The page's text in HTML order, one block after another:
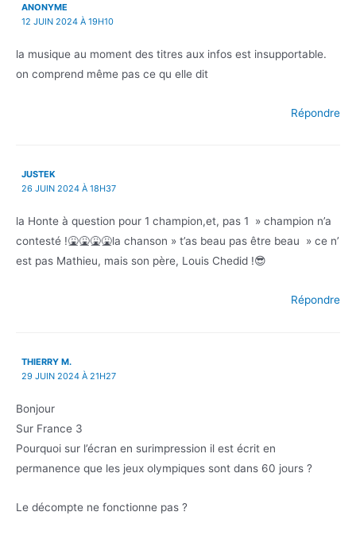
ANONYME
12 JUIN 2024 À 19H10
la musique au moment des titres aux infos est insupportable.
on comprend même pas ce qu elle dit
Répondre
JUSTEK
26 JUIN 2024 À 18H37
la Honte à question pour 1 champion,et, pas 1 » champion n’a
contesté !🤮🤮🤮🤮la chanson » t’as beau pas être beau » ce n’
est pas Mathieu, mais son père, Louis Chedid !😎
Répondre
THIERRY M.
29 JUIN 2024 À 21H27
Bonjour
Sur France 3
Pourquoi sur l’écran en surimpression il est écrit en
permanence que les jeux olympiques sont dans 60 jours ?
Le décompte ne fonctionne pas ?